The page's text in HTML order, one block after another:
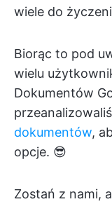
wiele do
Biorąc to pod
wielu
Dokumentów
dokumentów,
opcje. 😎
Zostań z nami,